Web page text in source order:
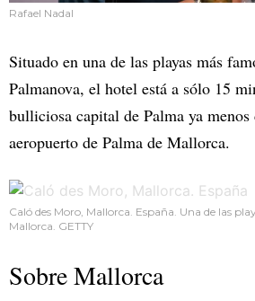
Rafael Nadal
Situado en una de las playas más
Palmanova, el hotel está a sólo 15
bulliciosa capital de Palma ya
aeropuerto de Palma de Mallorca.
Caló des Moro, Mallorca. España. Una de las
Mallorca. GETTY
Sobre Mallorca